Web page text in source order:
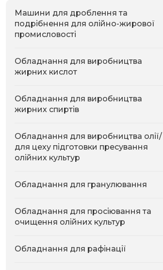
Машини для дроблення та
подрібнення для олійно-жирової
промисловості
Обладнання для виробництва
жирних кислот
Обладнання для виробництва
жирних спиртів
Обладнання для виробництва олії/
для цеху підготовки пресування
олійних культур
Обладнання для гранулювання
Обладнання для просіювання та
очищення олійних культур
Обладнання для рафінації